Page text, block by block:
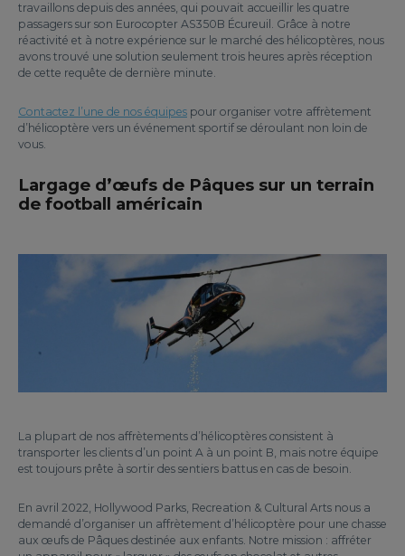
travaillons depuis des années, qui pouvait accueillir les quatre
passagers sur son Eurocopter AS350B Écureuil. Grâce à notre
réactivité et à notre expérience sur le marché des hélicoptères, nous
avons trouvé une solution seulement trois heures après réception
de cette requête de dernière minute.
Contactez l’une de nos équipes pour organiser votre affrètement
d’hélicoptère vers un événement sportif se déroulant non loin de
vous.
Largage d’œufs de Pâques sur un terrain
de football américain
La plupart de nos affrètements d’hélicoptères consistent à
transporter les clients d’un point A à un point B, mais notre équipe
est toujours prête à sortir des sentiers battus en cas de besoin.
En avril 2022, Hollywood Parks, Recreation & Cultural Arts nous a
demandé d’organiser un affrètement d’hélicoptère pour une chasse
aux œufs de Pâques destinée aux enfants. Notre mission : affréter